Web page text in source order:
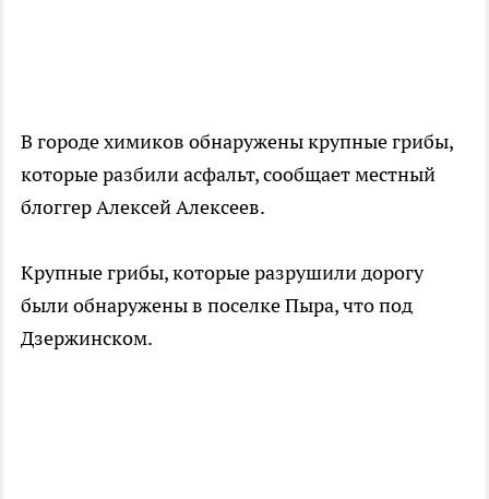
В городе химиков обнаружены крупные грибы,
которые разбили асфальт, сообщает местный
блоггер Алексей Алексеев.
Крупные грибы, которые разрушили дорогу
были обнаружены в поселке Пыра, что под
Дзержинском.